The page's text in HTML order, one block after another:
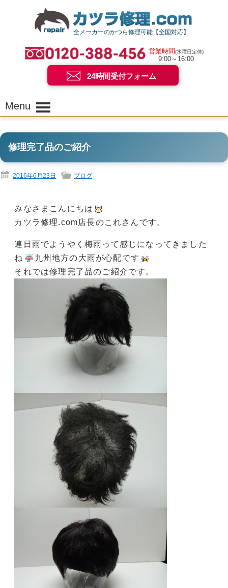
全メーカーのかつら修理可能【全国対応】
営業時間(水曜日定休)
9:00～16:00
24時間受付フォーム
Menu
修理完了品のご紹介
2016年6月23日 ブログ
みなさまこんにちは
カツラ修理.com店長のこれさんです。
連日雨でようやく梅雨って感じになってきました
ね
九州地方の大雨が心配です
それでは修理完了品のご紹介です。